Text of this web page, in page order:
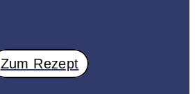
Zum Rezept